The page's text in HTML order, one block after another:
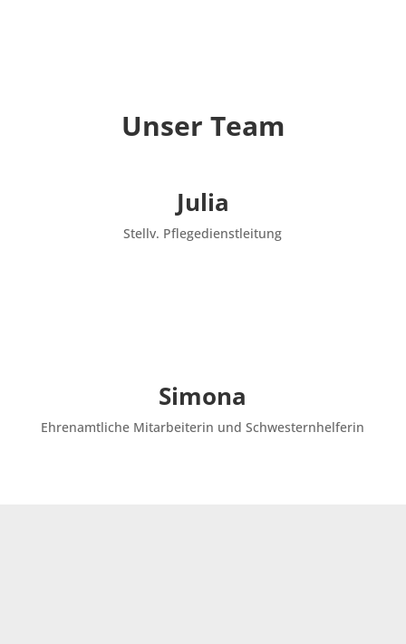
Unser Team
Julia
Stellv. Pflegedienstleitung
Simona
Ehrenamtliche Mitarbeiterin und Schwesternhelferin